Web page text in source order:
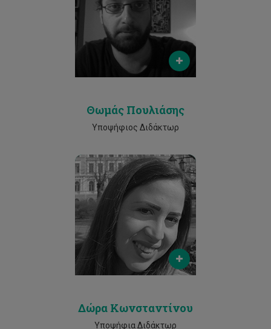
t.pouliasis@gmail.com
Phone
25002530
Θωμάς Πουλιάσης
Υποψήφιος Διδάκτωρ
Email
dok.konstantinou@edu.cut.ac.cy
Phone
25002530
Δώρα Κωνσταντίνου
Υποψήφια Διδάκτωρ